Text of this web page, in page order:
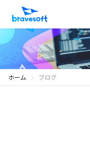
ホーム ブログ